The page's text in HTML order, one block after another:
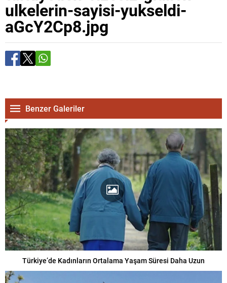
ulkelerin-sayisi-yukseldi-
aGcY2Cp8.jpg
Benzer Galeriler
Türkiye’de Kadınların Ortalama Yaşam Süresi Daha Uzun